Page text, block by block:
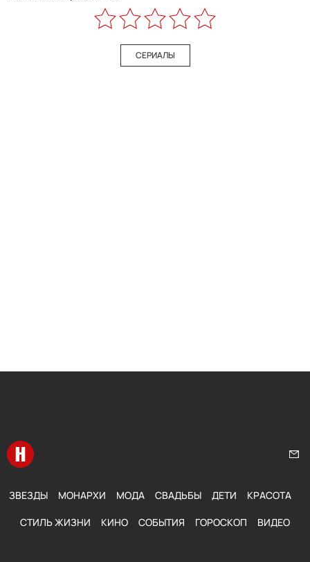
СЕРИАЛЫ
Перейти на главную
ЗВЕЗДЫ МОНАРХИ МОДА СВАДЬБЫ ДЕТИ КРАСОТА
СТИЛЬ ЖИЗНИ КИНО СОБЫТИЯ ГОРОСКОП ВИДЕО